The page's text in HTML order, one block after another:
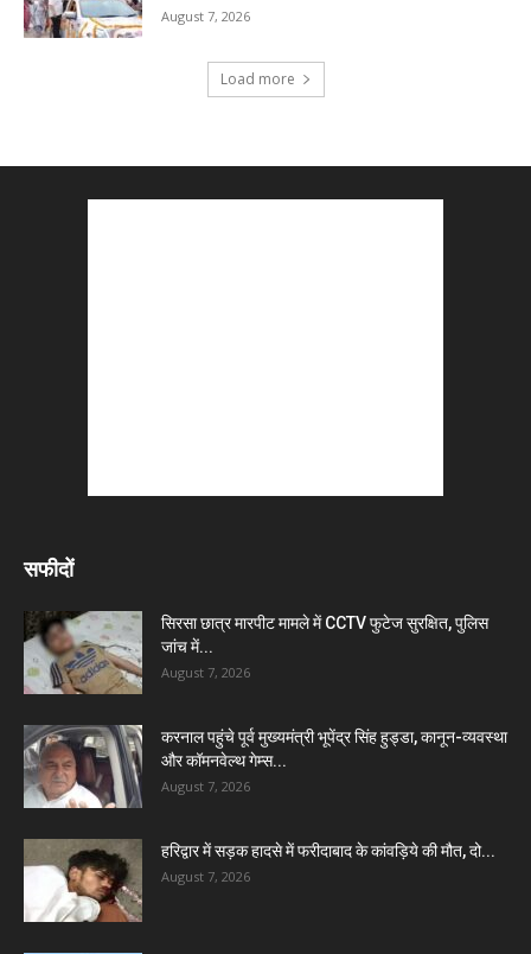
August 7, 2026
Load more
सफीदों
सिरसा छात्र मारपीट मामले में CCTV फुटेज सुरक्षित, पुलिस
जांच में...
August 7, 2026
करनाल पहुंचे पूर्व मुख्यमंत्री भूपेंद्र सिंह हुड्डा, कानून-व्यवस्था
और कॉमनवेल्थ गेम्स...
August 7, 2026
हरिद्वार में सड़क हादसे में फरीदाबाद के कांवड़िये की मौत, दो...
August 7, 2026